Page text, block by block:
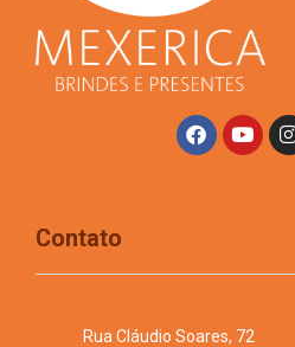
Contato
Rua Cláudio Soares, 72